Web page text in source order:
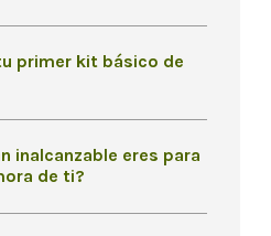
primer kit básico de
inalcanzable eres para
de ti?